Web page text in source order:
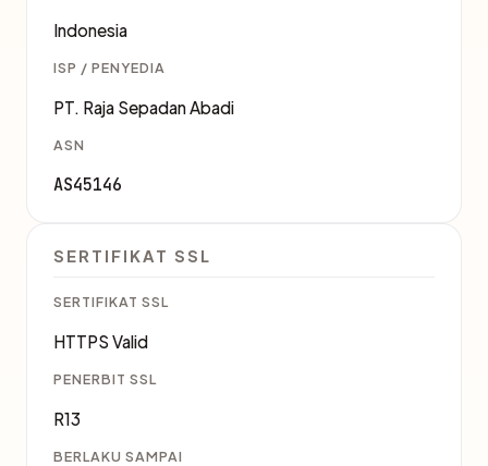
Indonesia
ISP / PENYEDIA
PT. Raja Sepadan Abadi
ASN
AS45146
SERTIFIKAT SSL
SERTIFIKAT SSL
HTTPS Valid
PENERBIT SSL
R13
BERLAKU SAMPAI